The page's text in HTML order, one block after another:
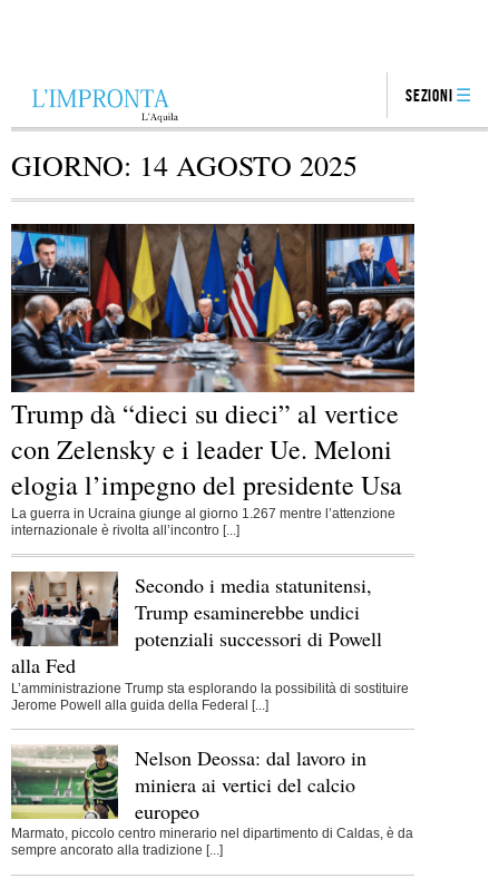
Sezioni
GIORNO: 14 AGOSTO 2025
Trump dà “dieci su dieci” al vertice
con Zelensky e i leader Ue. Meloni
elogia l’impegno del presidente Usa
La guerra in Ucraina giunge al giorno 1.267 mentre l’attenzione
internazionale è rivolta all’incontro [...]
Secondo i media statunitensi,
Trump esaminerebbe undici
potenziali successori di Powell
alla Fed
L’amministrazione Trump sta esplorando la possibilità di sostituire
Jerome Powell alla guida della Federal [...]
Nelson Deossa: dal lavoro in
miniera ai vertici del calcio
europeo
Marmato, piccolo centro minerario nel dipartimento di Caldas, è da
sempre ancorato alla tradizione [...]